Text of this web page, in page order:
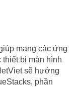
mang các ứng
bị màn hình
sẽ hướng
phần